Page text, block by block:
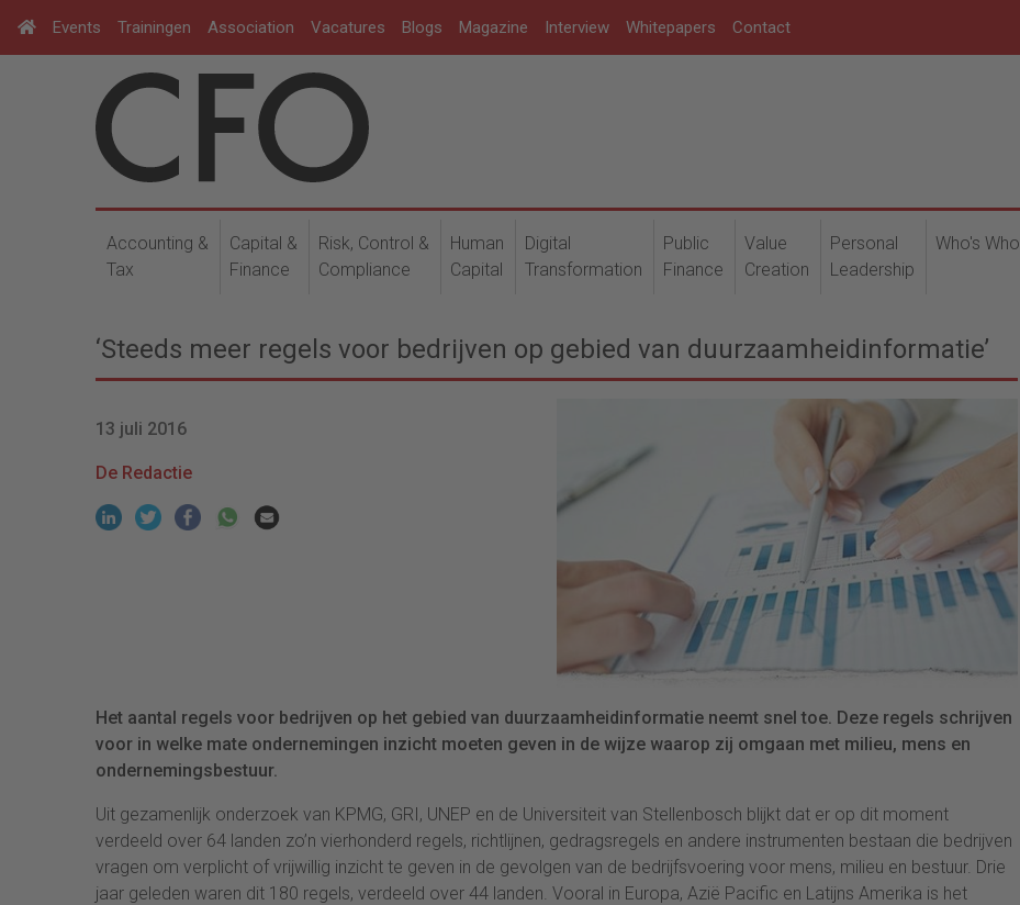
Events Trainingen Association Vacatures Blogs Magazine Interview Whitepapers Contact
Accounting &
Tax
Capital &
Finance
Risk, Control &
Compliance
Human
Capital
Digital
Transformation
Public
Finance
Value
Creation
Personal
Leadership
Who's Who
‘Steeds meer regels voor bedrijven op gebied van duurzaamheidinformatie’
13 juli 2016
De Redactie
Het aantal regels voor bedrijven op het gebied van duurzaamheidinformatie neemt snel toe. Deze regels schrijven
voor in welke mate ondernemingen inzicht moeten geven in de wijze waarop zij omgaan met milieu, mens en
ondernemingsbestuur.
Uit gezamenlijk onderzoek van KPMG, GRI, UNEP en de Universiteit van Stellenbosch blijkt dat er op dit moment
verdeeld over 64 landen zo’n vierhonderd regels, richtlijnen, gedragsregels en andere instrumenten bestaan die bedrijven
vragen om verplicht of vrijwillig inzicht te geven in de gevolgen van de bedrijfsvoering voor mens, milieu en bestuur. Drie
jaar geleden waren dit 180 regels, verdeeld over 44 landen. Vooral in Europa, Azië Pacific en Latijns Amerika is het